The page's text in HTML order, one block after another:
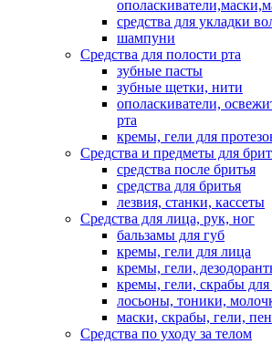
средства для укладки
шампуни
Средства для полости рта
зубные пасты
зубные щетки, нити
ополаскиватели,
рта
кремы, гели для
Средства и предметы для
средства после бритья
средства для бритья
лезвия, станки, кассеты
Средства для лица, рук, ног
бальзамы для губ
кремы, гели для лица
кремы, гели,
кремы, гели, скрабы для
лосьоны, тоники,
маски, скрабы, гели,
Средства по уходу за телом